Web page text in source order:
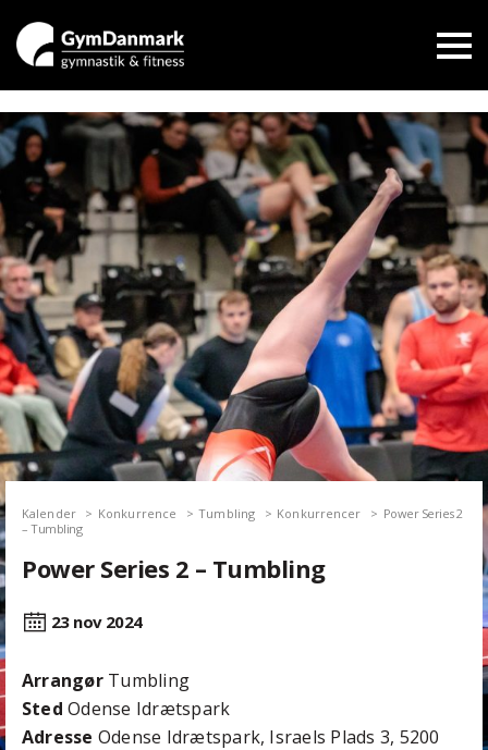
Kalender Konkurrence Tumbling Konkurrencer
Power Series 2
– Tumbling
Power Series 2 – Tumbling
23 nov 2024
ArrangørTumbling
Sted Odense Idrætspark
Adresse Odense Idrætspark, Israels Plads 3, 5200